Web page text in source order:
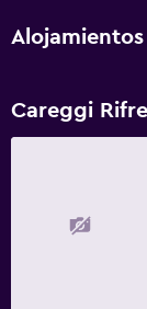
Careggi